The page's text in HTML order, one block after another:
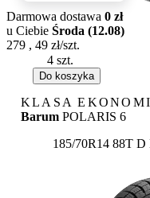
Dostępność:
Darmowa dostawa 0 zł
u Ciebie Środa (12.08)
279 , 49 zł/szt.
Do koszyka
KLASA
Barum POLARIS 6
185/70R14 88T D